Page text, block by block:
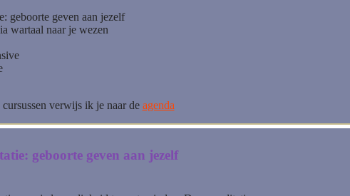
geboorte geven aan jezelf
wartaal naar je wezen
verwijs ik je naar de agenda
geboorte geven aan jezelf